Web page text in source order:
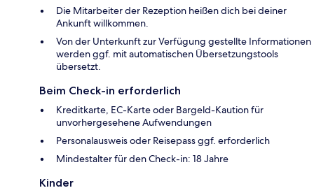
Die Mitarbeiter der Rezeption heißen dich bei deiner
Ankunft willkommen.
Von der Unterkunft zur Verfügung gestellte Informationen
werden ggf. mit automatischen Übersetzungstools
übersetzt.
Beim Check-in erforderlich
Kreditkarte, EC-Karte oder Bargeld-Kaution für
unvorhergesehene Aufwendungen
Personalausweis oder Reisepass ggf. erforderlich
Mindestalter für den Check-in: 18 Jahre
Kinder